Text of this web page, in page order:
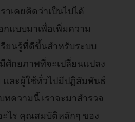
าเคยคิดว่าเป็นไปได้
แบบมาเพื่อเพิ่มความ
รียนรู้ที่ดีขึ้นสำหรับระบบ
กยภาพที่จะเปลี่ยนแปลง
และผู้ใช้ทั่วไปมีปฏิสัมพันธ์
ทความนี้ เราจะมาสำรวจ
ะไร คุณสมบัติหลักๆ ของ